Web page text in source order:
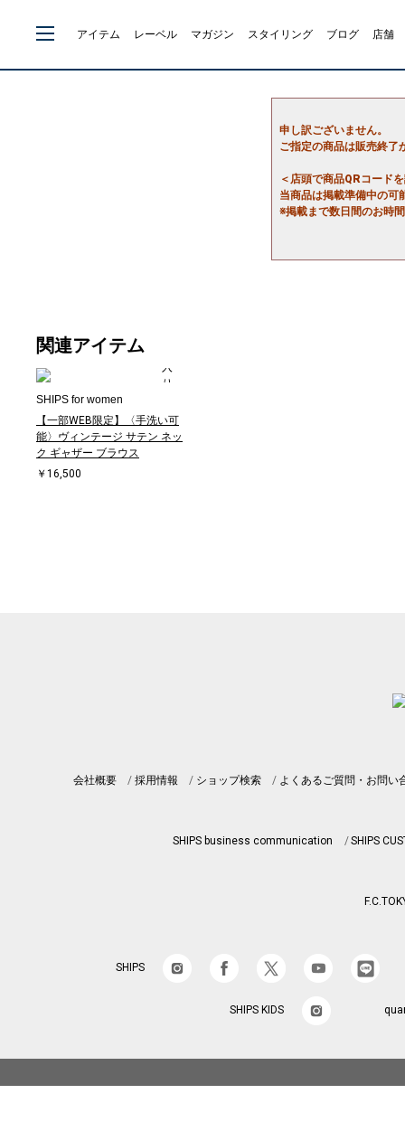
アイテム レーベル マガジン スタイリング ブログ 店舗
申し訳ございません。
ご指定の商品は販売終了
＜店頭で商品QRコード
当商品は掲載準備中の可
※掲載まで数日間のお時
関連アイテム
SHIPS for women
【一部WEB限定】〈手洗い可
能〉ヴィンテージ サテン ネッ
ク ギャザー ブラウス
￥16,500
会社概要 採用情報 ショップ検索 よくあるご質問・お問い
SHIPS business communication SHIPS
SHIPS
SHIPS KIDS